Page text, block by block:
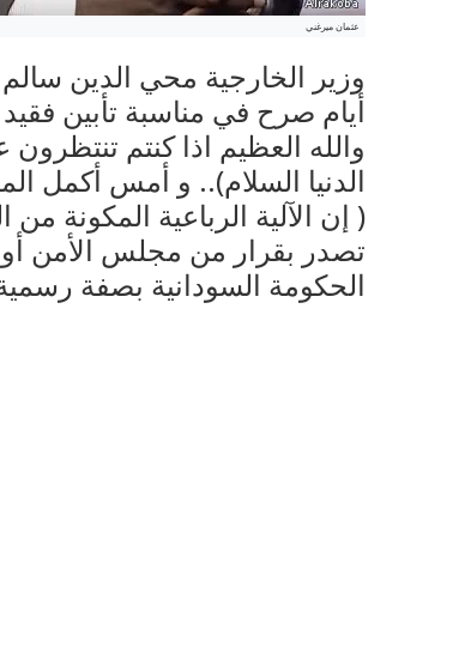
عثمان ميرغني
وزير الخارجية محي الدين
أيام صرح في مناسبة تأبين فقيد
والله العظيم اذا كنتم
الدنيا السلام).. و أمس أكمل
( إن الآلية الرباعية المكونة
تصدر بقرار من مجلس الأمن أو
الحكومة السودانية بصفة